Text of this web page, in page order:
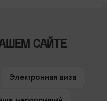
САЙТЕ
Электронная виза